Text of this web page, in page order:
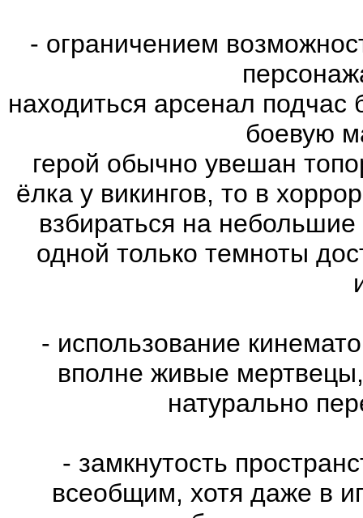
- ограничением
находиться арсенал
боевую
герой обычно увешан
ёлка у викингов, то в
взбираться на
одной только темноты
- использование
вполне живые
натурально
- замкнутость
всеобщим, хотя даже в